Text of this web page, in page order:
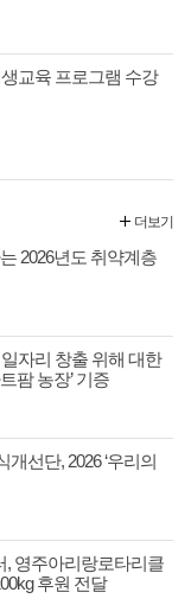
교육 프로그램 수강
2026년도 취약계층
자리 창출 위해 대한
팜 농장’ 기증
선단, 2026 ‘우리의
영주아리랑로타리클
후원 전달
더보기